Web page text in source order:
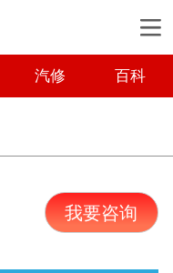
汽修 百科
我要咨询